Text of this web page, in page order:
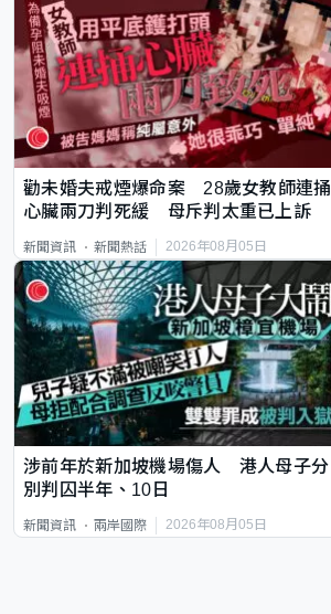
勸未婚夫戒煙爆命案 28歲女教師連捅
心臟兩刀判死緩 母斥判太重已上訴
新聞資訊 新聞熱話 2026年08月05日
涉前年於新加坡機場傷人 港人母子分
別判囚半年、10日
新聞資訊 兩岸國際 2026年08月05日